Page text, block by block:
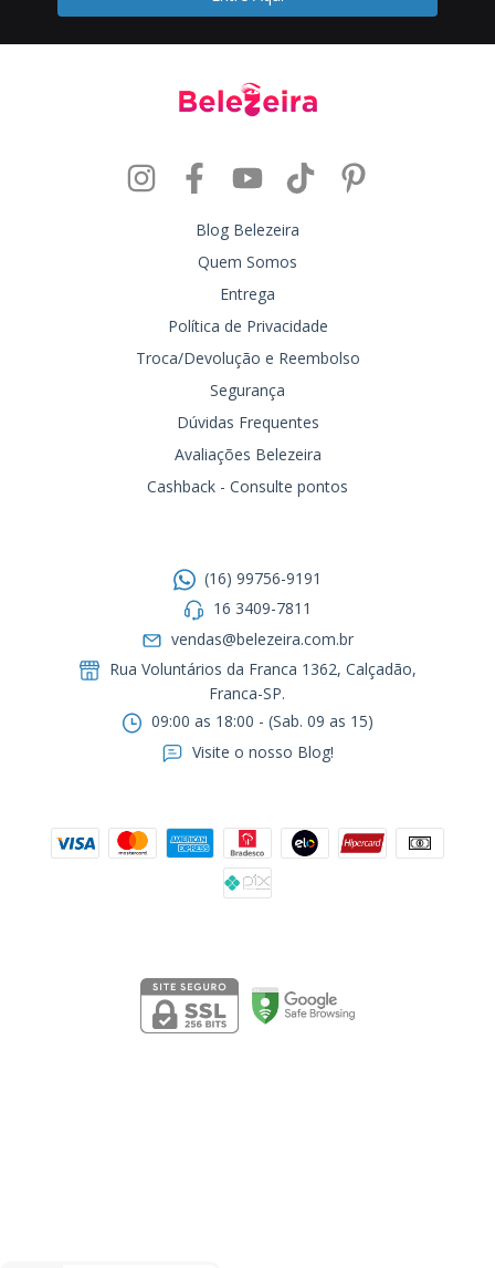
Blog Belezeira
Quem Somos
Entrega
Política de Privacidade
Troca/Devolução e Reembolso
Segurança
Dúvidas Frequentes
Avaliações Belezeira
Cashback - Consulte pontos
(16) 99756-9191
16 3409-7811
vendas@belezeira.com.br
Rua Voluntários da Franca 1362, Calçadão,
Franca-SP.ㅤㅤㅤㅤㅤㅤㅤㅤㅤㅤㅤ
09:00 as 18:00 - (Sab. 09 as 15)
Visite o nosso Blog!